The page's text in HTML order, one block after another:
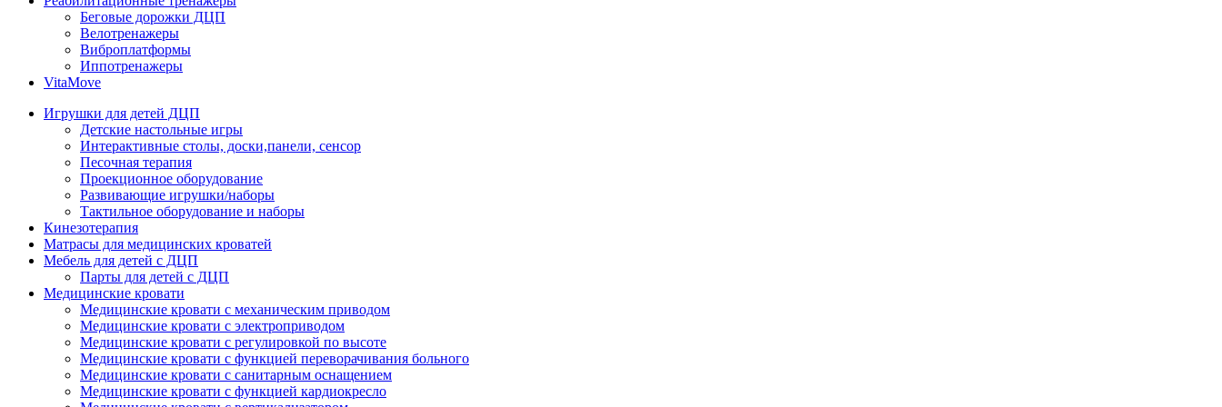
Беговые дорожки ДЦП
Велотренажеры
Виброплатформы
Иппотренажеры
VitaMove
Игрушки для детей ДЦП
Детские настольные игры
Интерактивные столы, доски,панели, сенсор
Песочная терапия
Проекционное оборудование
Развивающие игрушки/наборы
Тактильное оборудование и наборы
Кинезотерапия
Матрасы для медицинских кроватей
Мебель для детей с ДЦП
Парты для детей с ДЦП
Медицинские кровати
Медицинские кровати с механическим приводом
Медицинские кровати с электроприводом
Медицинские кровати с регулировкой по высоте
Медицинские кровати с функцией переворачивания больного
Медицинские кровати с санитарным оснащением
Медицинские кровати с функцией кардиокресло